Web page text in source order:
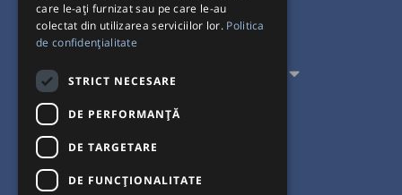
Pentru Călători
Pentru Transportatori
Interacționăm
Acceptăm plăți cu
care le-ați furnizat sau pe care le-au
colectat din utilizarea serviciilor lor. Politica
de confidențialitate
STRICT NECESARE
DE PERFORMANȚĂ
DE TARGETARE
DE FUNCŢIONALITATE